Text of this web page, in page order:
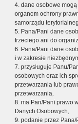
4. dane osobowe
organom ochrony
samorządu
5. Pana/Pani dane
trzeciego ani do
6. Pana/Pani dane
i w zakresie
7. przysługuje Panu/
osobowych oraz ich
przetwarzania lub
przetwarzania,
8. ma Pan/Pani prawo
Danych Osobowych,
9. podanie przez